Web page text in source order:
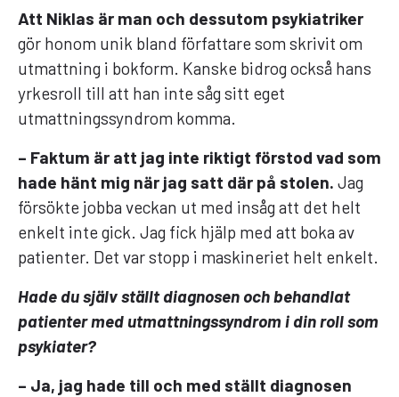
Att Niklas är man och dessutom psykiatriker
gör honom unik bland författare som skrivit om
utmattning i bokform. Kanske bidrog också hans
yrkesroll till att han inte såg sitt eget
utmattningssyndrom komma.
– Faktum är att jag inte riktigt förstod vad som
hade hänt mig när jag satt där på stolen. Jag
försökte jobba veckan ut med insåg att det helt
enkelt inte gick. Jag fick hjälp med att boka av
patienter. Det var stopp i maskineriet helt enkelt.
Hade du själv ställt diagnosen och behandlat
patienter med utmattningssyndrom i din roll som
psykiater?
– Ja, jag hade till och med ställt diagnosen